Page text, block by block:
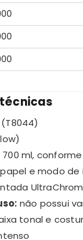
ml,
e modo de
não possui
tonal e